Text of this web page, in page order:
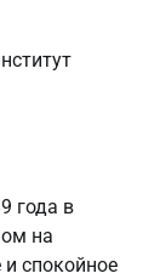
года в
на
спокойное